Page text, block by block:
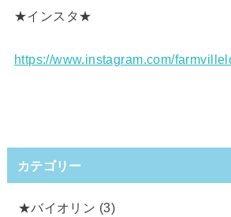
★インスタ★
https://www.instagram.com/
カテゴリー
★バイオリン (3)